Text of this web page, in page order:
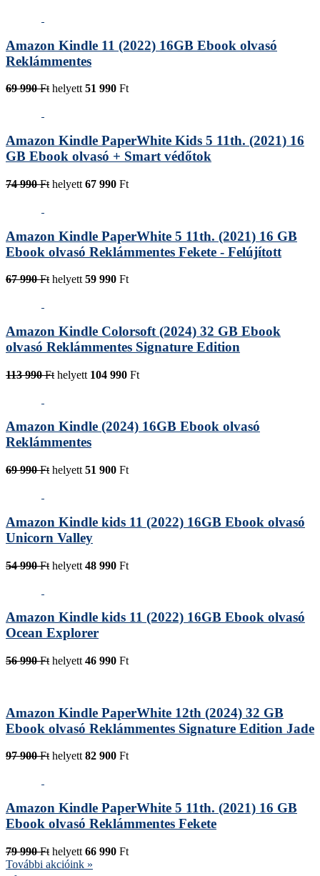
Amazon Kindle 11 (2022) 16GB Ebook olvasó
Reklámmentes
69 990 Fthelyett51 990 Ft
Amazon Kindle PaperWhite Kids 5 11th. (2021) 16
GB Ebook olvasó + Smart védőtok
74 990 Ft helyett 67 990 Ft
Amazon Kindle PaperWhite 5 11th. (2021) 16 GB
Ebook olvasó Reklámmentes Fekete - Felújított
67 990 Ft helyett 59 990 Ft
Amazon Kindle Colorsoft (2024) 32 GB Ebook
olvasó Reklámmentes Signature Edition
113 990 Ft helyett 104 990 Ft
Amazon Kindle (2024) 16GB Ebook olvasó
Reklámmentes
69 990 Ft helyett 51 900 Ft
Amazon Kindle kids 11 (2022) 16GB Ebook olvasó
Unicorn Valley
54 990 Ft helyett 48 990 Ft
Amazon Kindle kids 11 (2022) 16GB Ebook olvasó
Ocean Explorer
56 990 Ft helyett 46 990 Ft
Amazon Kindle PaperWhite 12th (2024) 32 GB
Ebook olvasó Reklámmentes Signature Edition Jade
97 900 Fthelyett82 900 Ft
Amazon Kindle PaperWhite 5 11th. (2021) 16 GB
Ebook olvasó Reklámmentes Fekete
79 990 Ft helyett 66 990 Ft
További akcióink »